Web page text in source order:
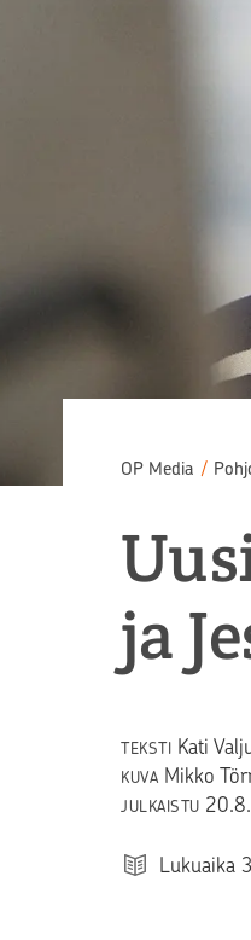
OP Media /
ja
TEKSTI Kati
KUVA Mikko
JULKAISTU
Lukuaika 3